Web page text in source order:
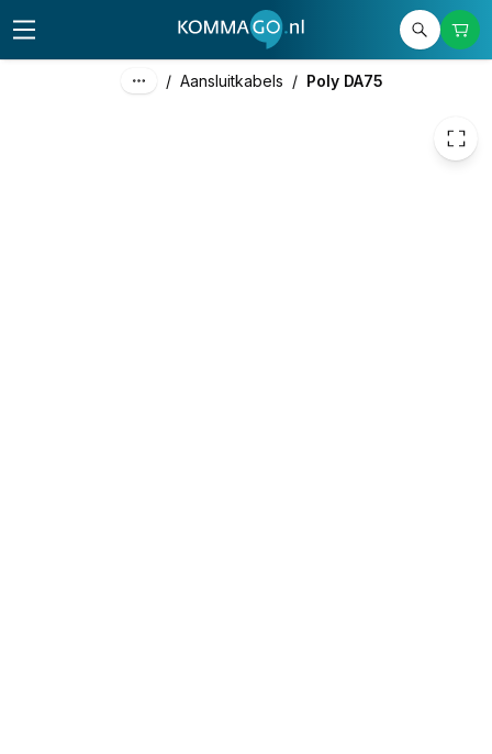
/ Aansluitkabels / Poly DA75
excl. btw